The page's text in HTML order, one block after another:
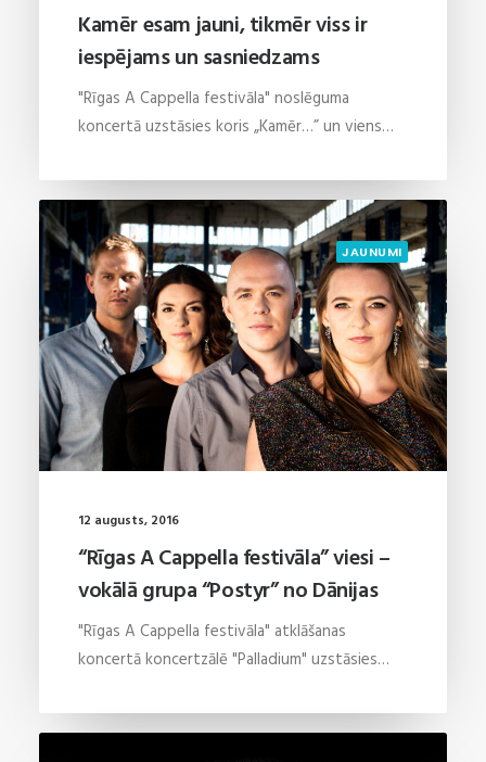
Kamēr esam jauni, tikmēr viss ir
iespējams un sasniedzams
"Rīgas A Cappella festivāla" noslēguma
koncertā uzstāsies koris „Kamēr…” un viens…
JAUNUMI
12 augusts, 2016
“Rīgas A Cappella festivāla” viesi –
vokālā grupa “Postyr” no Dānijas
"Rīgas A Cappella festivāla" atklāšanas
koncertā koncertzālē "Palladium" uzstāsies…